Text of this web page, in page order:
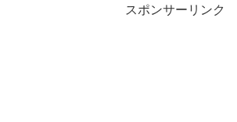
スポンサーリンク